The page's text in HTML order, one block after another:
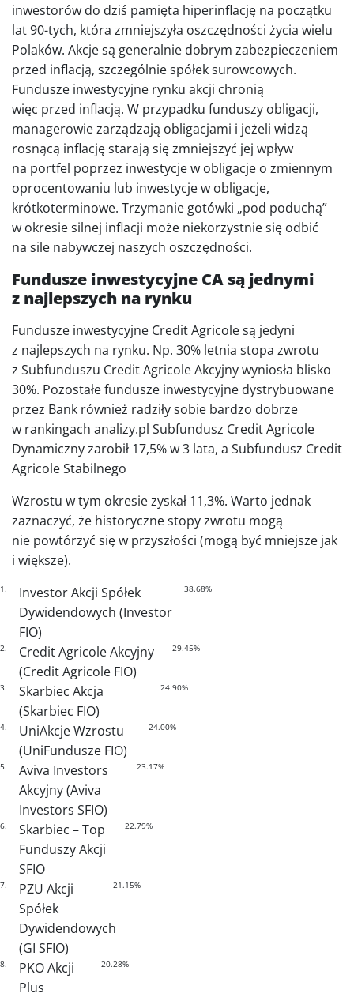
inwestorów do dziś pamięta hiperinflację na początku
lat 90-tych, która zmniejszyła oszczędności życia wielu
Polaków. Akcje są generalnie dobrym zabezpieczeniem
przed inflacją, szczególnie spółek surowcowych.
Fundusze inwestycyjne rynku akcji chronią
więc przed inflacją. W przypadku funduszy obligacji,
managerowie zarządzają obligacjami i jeżeli widzą
rosnącą inflację starają się zmniejszyć jej wpływ
na portfel poprzez inwestycje w obligacje o zmiennym
oprocentowaniu lub inwestycje w obligacje,
krótkoterminowe. Trzymanie gotówki „pod poduchą”
w okresie silnej inflacji może niekorzystnie się odbić
na sile nabywczej naszych oszczędności.
Fundusze inwestycyjne CA są jednymi
z najlepszych na rynku
Fundusze inwestycyjne Credit Agricole są jedyni
z najlepszych na rynku. Np. 30% letnia stopa zwrotu
z Subfunduszu Credit Agricole Akcyjny wyniosła blisko
30%. Pozostałe fundusze inwestycyjne dystrybuowane
przez Bank również radziły sobie bardzo dobrze
w rankingach analizy.pl Subfundusz Credit Agricole
Dynamiczny zarobił 17,5% w 3 lata, a Subfundusz Credit
Agricole Stabilnego
Wzrostu w tym okresie zyskał 11,3%. Warto jednak
zaznaczyć, że historyczne stopy zwrotu mogą
nie powtórzyć się w przyszłości (mogą być mniejsze jak
i większe).
1.
Investor Akcji Spółek
Dywidendowych (Investor
FIO)
38.68%
2.
Credit Agricole Akcyjny
(Credit Agricole FIO)
29.45%
3.
Skarbiec Akcja
(Skarbiec FIO)
24.90%
4.
UniAkcje Wzrostu
(UniFundusze FIO)
24.00%
5.
Aviva Investors
Akcyjny (Aviva
Investors SFIO)
23.17%
6.
Skarbiec – Top
Funduszy Akcji
SFIO
22.79%
7.
PZU Akcji
Spółek
Dywidendowych
(GI SFIO)
21.15%
8.
PKO Akcji
Plus
20.28%